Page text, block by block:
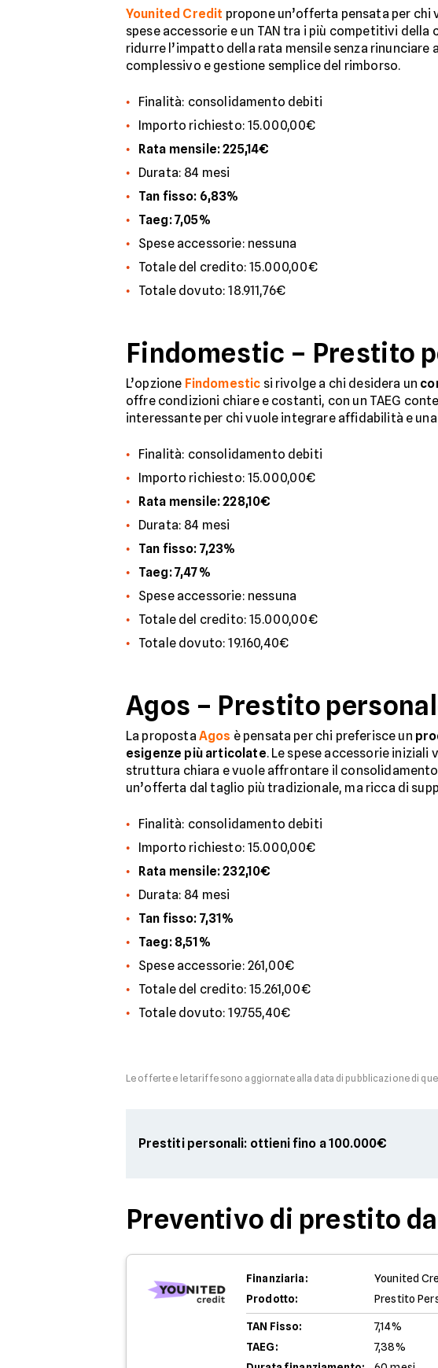
Younited Credit propone un’offerta pensata per chi
spese accessorie e un TAN tra i più competitivi
ridurre l’impatto della rata mensile senza
complessivo e gestione semplice del rimborso.
Finalità: consolidamento debiti
Importo richiesto: 15.000,00€
Rata mensile: 225,14€
Durata: 84 mesi
Tan fisso: 6,83%
Taeg: 7,05%
Spese accessorie: nessuna
Totale del credito: 15.000,00€
Totale dovuto: 18.911,76€
Findomestic – Prestito
L’opzione Findomestic si rivolge a chi desidera un
offre condizioni chiare e costanti, con un TAEG
interessante per chi vuole integrare affidabilità e
Finalità: consolidamento debiti
Importo richiesto: 15.000,00€
Rata mensile: 228,10€
Durata: 84 mesi
Tan fisso: 7,23%
Taeg: 7,47%
Spese accessorie: nessuna
Totale del credito: 15.000,00€
Totale dovuto: 19.160,40€
Agos – Prestito
La proposta Agos è pensata per chi preferisce un
esigenze più articolate. Le spese accessorie
struttura chiara e vuole affrontare il
un’offerta dal taglio più tradizionale, ma ricca di
Finalità: consolidamento debiti
Importo richiesto: 15.000,00€
Rata mensile: 232,10€
Durata: 84 mesi
Tan fisso: 7,31%
Taeg: 8,51%
Spese accessorie: 261,00€
Totale del credito: 15.261,00€
Totale dovuto: 19.755,40€
Le offerte e le tariffe sono aggiornate alla data di pubblicazione di
Prestiti personali: ottieni fino a 100.000€
Preventivo di prestito da
Finanziaria:
Younited
Prodotto:
Prestito
TAN Fisso:
7,14%
TAEG:
7,38%